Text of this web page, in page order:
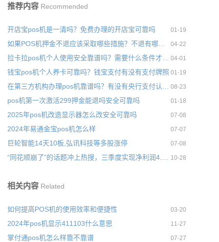
推荐内容 Recommended
开店宝pos机是一清吗？免费办理的开店宝可靠吗 01-19
04-22
04-01
钱宝pos机个人养卡可靠吗？钱宝支付有没有支付牌照 01-19
08-23
pos机第一次激活299押金能退吗安全可靠吗 01-18
2025年pos机改造显示器怎么改安全可靠吗 07-08
2024年易通金宝pos机怎么样 07-07
巨轮智能14天10板,弘讯科技等多股涨停 07-08
10-28
相关内容 Related
如何提高POS机的使用效率和便捷性 03-20
2024年pos机显示411103什么意思 11-27
掌付通pos机怎么样靠不靠谱 07-27